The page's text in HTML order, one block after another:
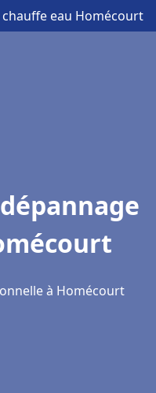
eau Homécourt
à Homécourt